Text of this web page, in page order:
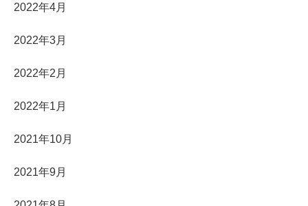
2022年4月
2022年3月
2022年2月
2022年1月
2021年10月
2021年9月